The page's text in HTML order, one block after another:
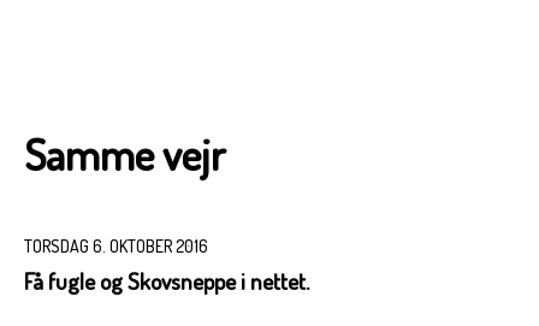
Samme vejr
TORSDAG 6. OKTOBER 2016
Få fugle og Skovsneppe i nettet.